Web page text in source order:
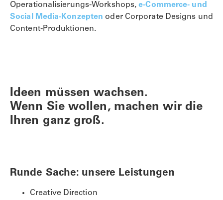
Operationalisierungs-Workshops, e-Commerce- und
Social Media-Konzeptenoder Corporate Designs und
Content-Produktionen.
Ideen müssen wachsen.
Wenn Sie wollen, machen wir die
Ihren ganz groß.
Runde Sache: unsere Leistungen
Creative Direction